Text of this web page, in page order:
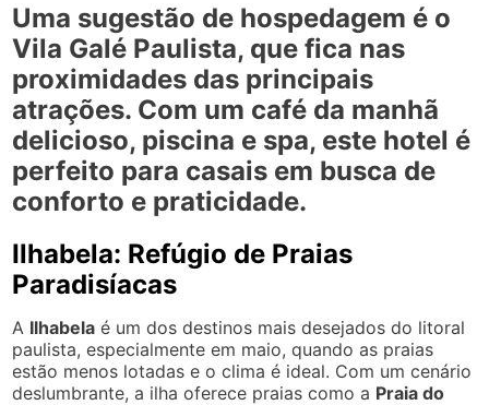
Uma sugestão de hospedagem é o
Vila Galé Paulista, que fica nas
proximidades das principais
atrações. Com um café da manhã
delicioso, piscina e spa, este hotel é
perfeito para casais em busca de
conforto e praticidade.
Ilhabela: Refúgio de Praias
Paradisíacas
A Ilhabela é um dos destinos mais desejados do litoral
paulista, especialmente em maio, quando as praias
estão menos lotadas e o clima é ideal. Com um cenário
deslumbrante, a ilha oferece praias como a Praia do